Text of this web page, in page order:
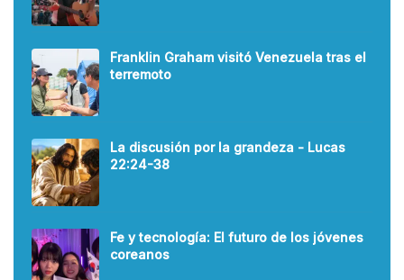
Franklin Graham visitó Venezuela tras el
terremoto
La discusión por la grandeza - Lucas
22:24-38
Fe y tecnología: El futuro de los jóvenes
coreanos